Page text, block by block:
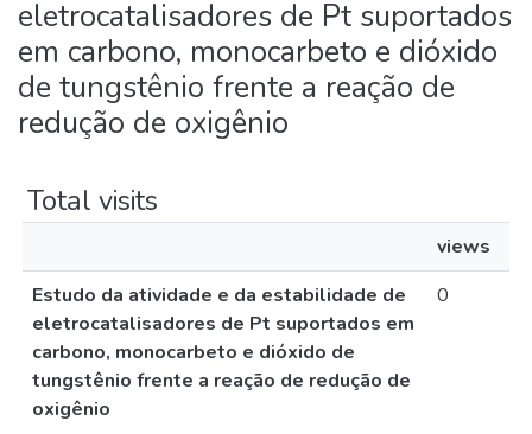
eletrocatalisadores de Pt suportados
em carbono, monocarbeto e dióxido
de tungstênio frente a reação de
redução de oxigênio
Total visits
views
Estudo da atividade e da estabilidade de
eletrocatalisadores de Pt suportados em
carbono, monocarbeto e dióxido de
tungstênio frente a reação de redução de
oxigênio
0